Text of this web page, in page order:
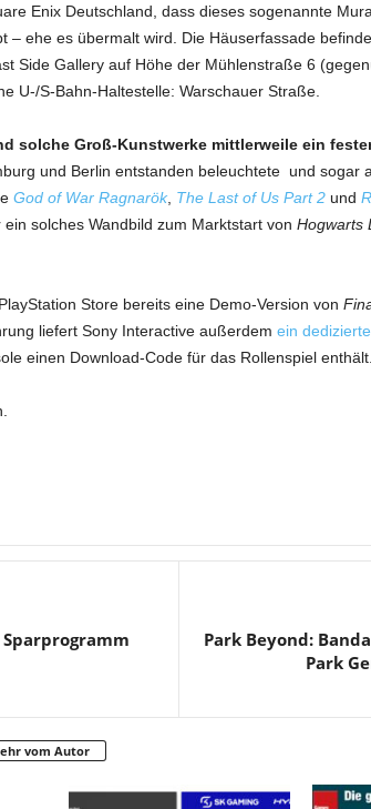
Enix Deutschland, dass dieses sogenannte
– ehe es übermalt wird. Die Häuserfassade
Side Gallery auf Höhe der Mühlenstraße 6
U-/S-Bahn-Haltestelle: Warschauer Straße.
solche Groß-Kunstwerke mittlerweile ein
und Berlin entstanden beleuchtete und sogar
God of War Ragnarök, The Last of Us Part 2und
solches Wandbild zum Marktstart von Hogwarts
Store bereits eine Demo-Version von
liefert Sony Interactive außerdem ein
einen Download-Code für das Rollenspiel enthält.
Park Beyond:
Park
vom Autor